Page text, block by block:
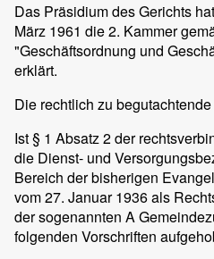
Das Präsidium des Gerichts
März 1961 die 2. Kammer
"Geschäftsordnung und
erklärt.
Die rechtlich zu
Ist § 1 Absatz 2 der
die Dienst- und
Bereich der bisherigen
vom 27. Januar 1936 als
der sogenannten A
folgenden Vorschriften